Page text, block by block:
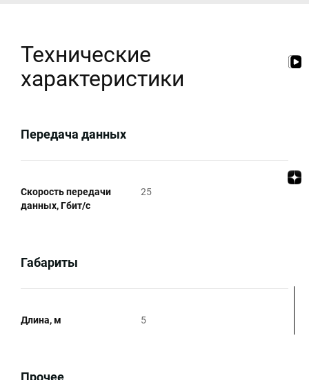
Технические
характеристики
Передача данных
Скорость передачи
данных, Гбит/c
25
Габариты
Длина, м 5